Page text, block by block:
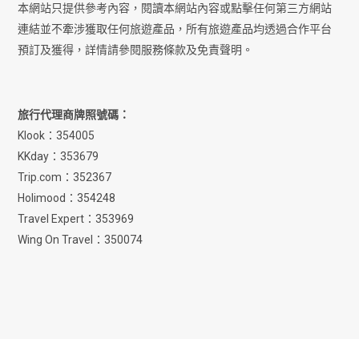
本網站只提供參考內容，閱讀本網站內容或點擊任何第三方網站
連結並不牽涉獲取任何旅遊產品，所有旅遊產品均透過合作平台
預訂及獲得，詳情請參閱服務條款及免責聲明。
旅行代理商牌照號碼：
Klook：354005
KKday：353679
Trip.com：352367
Holimood：354248
Travel Expert：353969
Wing On Travel：350074